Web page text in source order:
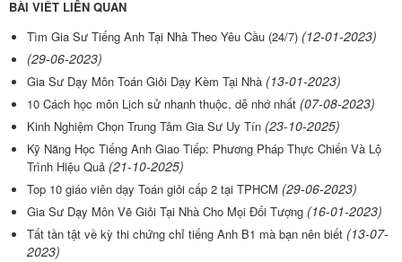
BÀI VIẾT LIÊN QUAN
Tìm Gia Sư Tiếng Anh Tại Nhà Theo Yêu Cầu (24/7) (12-01-2023)
(29-06-2023)
Gia Sư Dạy Môn Toán Giỏi Dạy Kèm Tại Nhà (13-01-2023)
10 Cách học môn Lịch sử nhanh thuộc, dễ nhớ nhất (07-08-2023)
Kinh Nghiệm Chọn Trung Tâm Gia Sư Uy Tín (23-10-2025)
Kỹ Năng Học Tiếng Anh Giao Tiếp: Phương Pháp Thực Chiến Và Lộ
Trình Hiệu Quả (21-10-2025)
Top 10 giáo viên dạy Toán giỏi cấp 2 tại TPHCM (29-06-2023)
Gia Sư Dạy Môn Vẽ Giỏi Tại Nhà Cho Mọi Đối Tượng (16-01-2023)
Tất tần tật về kỳ thi chứng chỉ tiếng Anh B1 mà bạn nên biết (13-07-
2023)